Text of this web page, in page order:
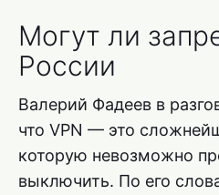
Могут ли
России
Валерий Фадеев в
что VPN — это
которую невозможно
выключить. По его